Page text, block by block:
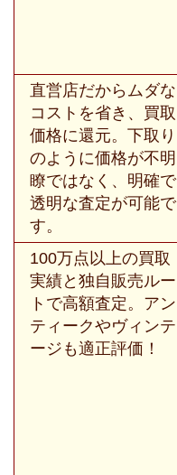
直営店だからムダな
コストを省き、買取
価格に還元。下取り
のように価格が不明
瞭ではなく、明確で
透明な査定が可能で
す。
100万点以上の買取
実績と独自販売ルー
トで高額査定。アン
ティークやヴィンテ
ージも適正評価！